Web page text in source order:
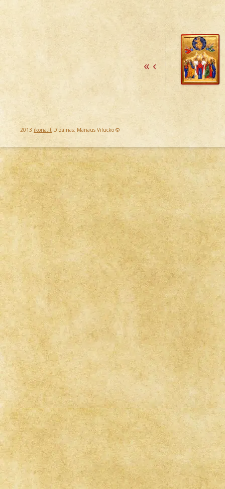
« ‹
2013 ikona.lt Dizainas: Mariaus Vilucko ©